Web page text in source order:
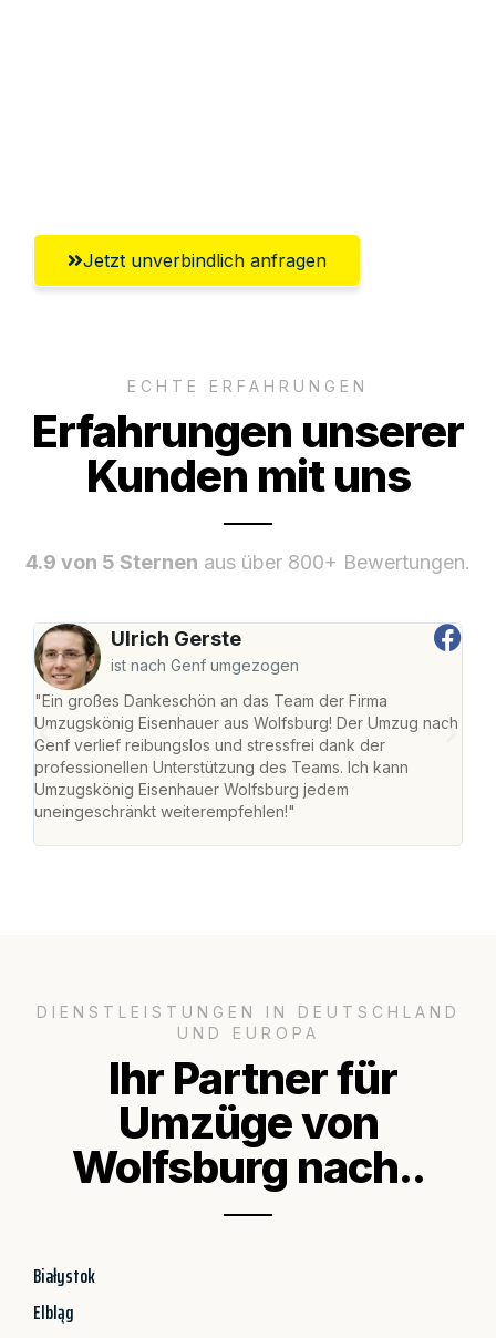
Jetzt unverbindlich anfragen
ECHTE ERFAHRUNGEN
Erfahrungen unserer
Kunden mit uns
4.9 von 5 Sternen aus über 800+ Bewertungen.
Ulrich Gerste
ist nach Genf umgezogen
"Ein großes Dankeschön an das Team der Firma
Umzugskönig Eisenhauer aus Wolfsburg! Der Umzug nach
Genf verlief reibungslos und stressfrei dank der
professionellen Unterstützung des Teams. Ich kann
Umzugskönig Eisenhauer Wolfsburg jedem
uneingeschränkt weiterempfehlen!"
DIENSTLEISTUNGEN IN DEUTSCHLAND
UND EUROPA
Ihr Partner für
Umzüge von
Wolfsburg nach..
Białystok
Elbląg